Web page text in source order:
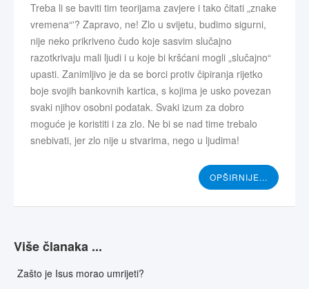
Treba li se baviti tim teorijama zavjere i tako čitati „znake
vremena“'? Zapravo, ne! Zlo u svijetu, budimo sigurni,
nije neko prikriveno čudo koje sasvim slučajno
razotkrivaju mali ljudi i u koje bi kršćani mogli „slučajno“
upasti. Zanimljivo je da se borci protiv čipiranja rijetko
boje svojih bankovnih kartica, s kojima je usko povezan
svaki njihov osobni podatak. Svaki izum za dobro
moguće je koristiti i za zlo. Ne bi se nad time trebalo
snebivati, jer zlo nije u stvarima, nego u ljudima!
OPŠIRNIJE...
Više članaka ...
Zašto je Isus morao umrijeti?